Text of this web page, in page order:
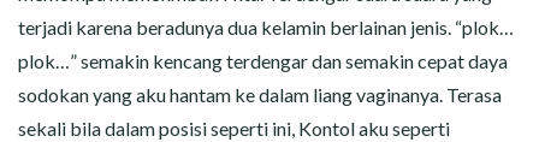
terjadi karena beradunya dua kelamin berlainan jenis. “plok…
plok…” semakin kencang terdengar dan semakin cepat daya
sodokan yang aku hantam ke dalam liang vaginanya. Terasa
sekali bila dalam posisi seperti ini, Kontol aku seperti